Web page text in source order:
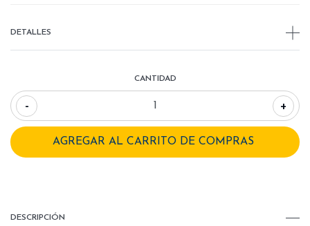
DETALLES
CANTIDAD
- +
DESCRIPCIÓN